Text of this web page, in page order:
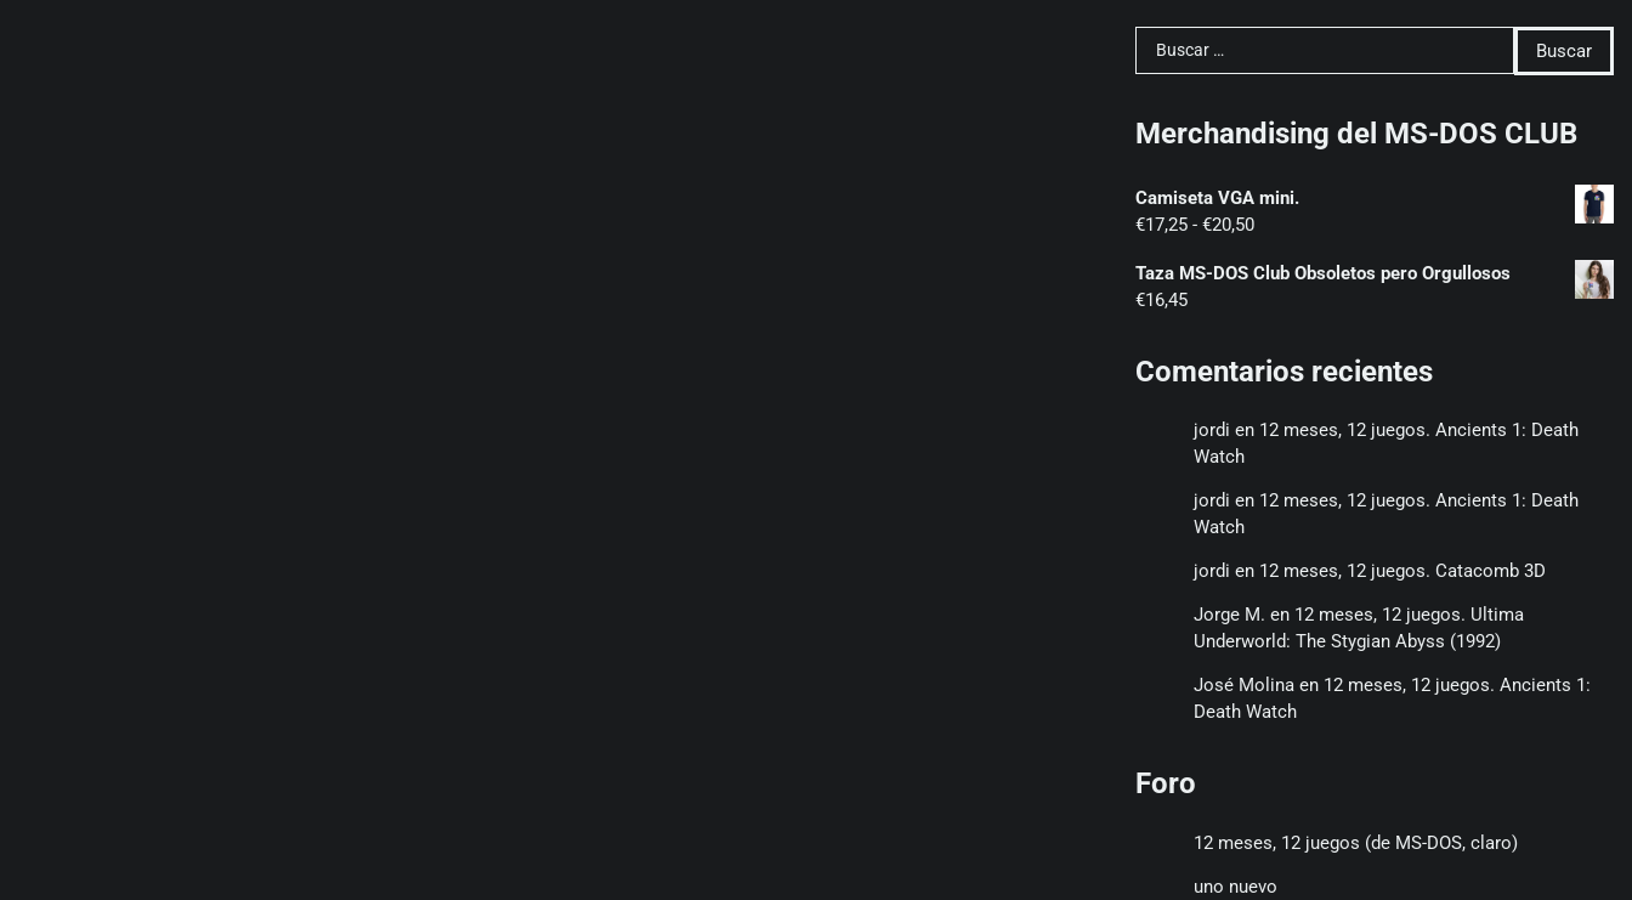
Buscar:
Merchandising del MS-DOS CLUB
Camiseta VGA mini.
€17,25 - €20,50Rango
precios:
hasta
€20,50
Taza MS-DOS Club Obsoletos pero Orgullosos
€16,45
Comentarios recientes
jordi en 12 meses, 12 juegos. Ancients 1: Death
Watch
jordi en 12 meses, 12 juegos. Ancients 1: Death
Watch
jordi en 12 meses, 12 juegos. Catacomb 3D
Jorge M. en 12 meses, 12 juegos. Ultima
Underworld: The Stygian Abyss (1992)
José Molinaen 12 meses, 12 juegos. Ancients 1:
Death Watch
Foro
12 meses, 12 juegos (de MS-DOS, claro)
uno nuevo